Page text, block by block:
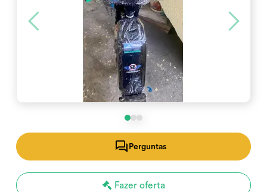
Perguntas
Fazer oferta